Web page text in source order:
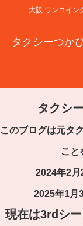
大阪 ワンコイ
タクシーつか
タクシ
このブログは元タ
こと
2024年2
2025年1月
現在は3rdシ